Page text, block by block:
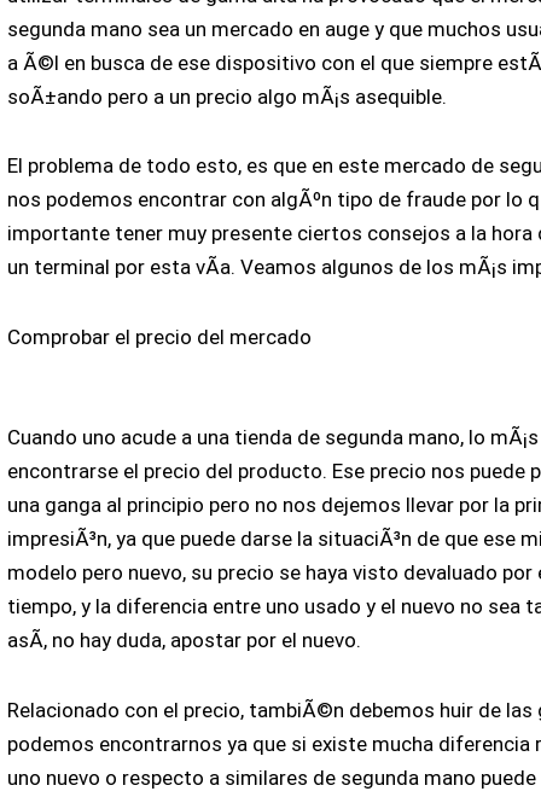
segunda mano sea un mercado en auge y que muchos
a Ã©l en busca de ese dispositivo con el que siempre
soÃ±ando pero a un precio algo mÃ¡s asequible.
El problema de todo esto, es que en este mercado de
nos podemos encontrar con algÃºn tipo de fraude por lo
importante tener muy presente ciertos consejos a la hora
un terminal por esta vÃ­a. Veamos algunos de los mÃ¡s
Comprobar el precio del mercado
Cuando uno acude a una tienda de segunda mano, lo
encontrarse el precio del producto. Ese precio nos puede
una ganga al principio pero no nos dejemos llevar por la
impresiÃ³n, ya que puede darse la situaciÃ³n de que ese
modelo pero nuevo, su precio se haya visto devaluado por
tiempo, y la diferencia entre uno usado y el nuevo no sea
asÃ­, no hay duda, apostar por el nuevo.
Relacionado con el precio, tambiÃ©n debemos huir de las
podemos encontrarnos ya que si existe mucha diferencia
uno nuevo o respecto a similares de segunda mano puede